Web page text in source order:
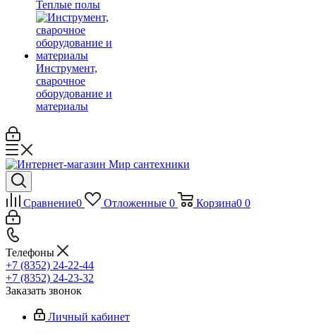
Теплые полы
Инструмент,
сварочное
оборудование и
материалы
Сравнение0 Отложенные 0 Корзина0 0
Телефоны
+7 (8352) 24-22-44
+7 (8352) 24-23-32
Заказать звонок
Личный кабинет